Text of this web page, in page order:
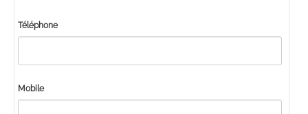
Téléphone
Mobile